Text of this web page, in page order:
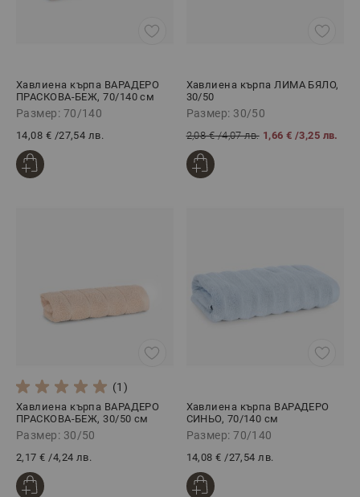
Хавлиена кърпа ВАРАДЕРО
ПРАСКОВА-БЕЖ, 70/140 см
Размер: 70/140
14,08 € /27,54 лв.
Хавлиена кърпа ЛИМА БЯЛО,
30/50
Размер: 30/50
2,08 €/4,07 лв. 1,66 € /3,25 лв.
(1)
Хавлиена кърпа ВАРАДЕРО
ПРАСКОВА-БЕЖ, 30/50 см
Размер: 30/50
2,17 € /4,24 лв.
Хавлиена кърпа ВАРАДЕРО
СИНЬО, 70/140 см
Размер: 70/140
14,08 € /27,54 лв.